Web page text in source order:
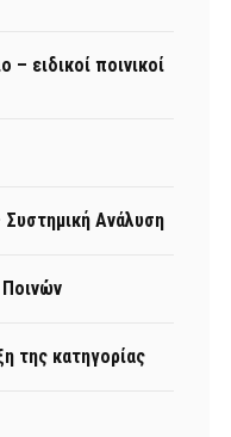
– ειδικοί ποινικοί
Ανάλυση
της κατηγορίας